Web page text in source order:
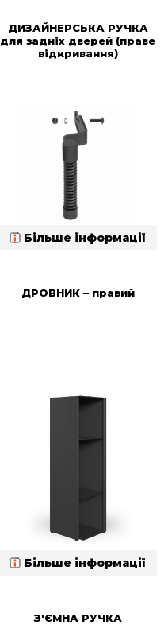
ДИЗАЙНЕРСЬКА РУЧКА
для задніх дверей (праве
відкривання)
Більше інформації
ДРОВНИК – правий
Більше інформації
З'ЄМНА РУЧКА